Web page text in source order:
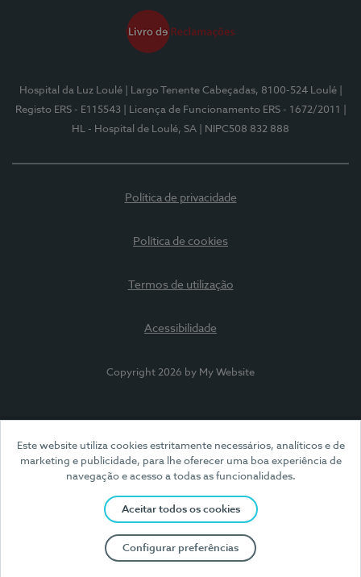
Este website utiliza cookies estritamente necessários, analíticos e de
marketing e publicidade, para lhe oferecer uma boa experiência de
navegação e acesso a todas as funcionalidades.
Aceitar todos os cookies
Configurar preferências
Hospital da Luz Loulé | Largo Tenente Cabeçadas, 8100-524 Loulé
Registo ERS - E115543
| Licença de Funcionamento ERS - 1672/2011
HL - Hospital de Loulé, SA
| NIPC508 832 888
Política de privacidade
Política de cookies
Termos de utilização
Acessibilidade
Copyright 2026 by My Website